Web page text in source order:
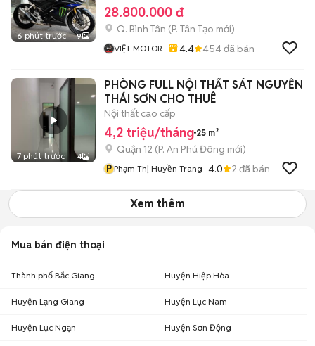
6 phút trước 9
28.800.000 đ
Q. Bình Tân (P. Tân Tạo mới)
VIỆT MOTOR 4.4 454đã bán
7 phút trước 4
PHÒNG FULL NỘI THẤT SÁT NGUYỄN
THÁI SƠN CHO THUÊ
Nội thất cao cấp
4,2 triệu/tháng 25 m²
Quận 12 (P. An Phú Đông mới)
P Phạm Thị Huyền Trang 4.0 2 đã bán
Xem thêm
Mua bán điện thoại
Thành phố Bắc Giang Huyện Hiệp Hòa
Huyện Lạng Giang Huyện Lục Nam
Huyện Lục Ngạn Huyện Sơn Động